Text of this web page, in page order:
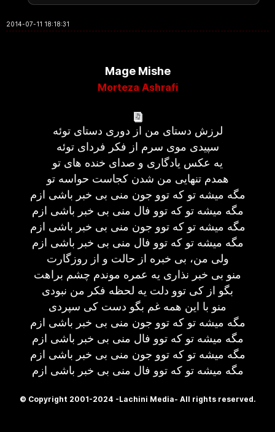
2014-07-11 18:18:31
Mage Mishe
Morteza Ashrafi
لرزش دستای من از دوری دستای توئه
سپیدی موی سرم از فکر فردای توئه
یه عکس یادگاری و صدای خنده های تو
همدم تنهایی من شدن کجاست حواسه تو
مگه میشه تو که توو جون منی بی خبر باشی ازم
مگه میشه تو که توو فال منی بی خبر باشی ازم
مگه میشه تو که توو جون منی بی خبر باشی ازم
مگه میشه تو که توو فال منی بی خبر باشی ازم
ولی من، بی خبره از حالت و از روزگارت
منو بی خبر نذاری یه عمره موندم چشم براهت
بگو از کی توو دلت یه لحظه فکر من نبودی
منو با این همه غم بگو دست کی سپردی
مگه میشه تو که توو جون منی بی خبر باشی ازم
مگه میشه تو که توو فال منی بی خبر باشی ازم
مگه میشه تو که توو جون منی بی خبر باشی ازم
مگه میشه تو که توو فال منی بی خبر باشی ازم
© Copyright 2001-2024 -Lachini Media- All rights reserved.